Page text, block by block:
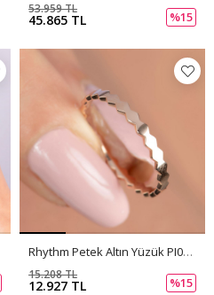
45.865 TL
53.959 TL
%15
Rhythm Petek Altın Yüzük PI0257
12.927 TL
15.208 TL
%15